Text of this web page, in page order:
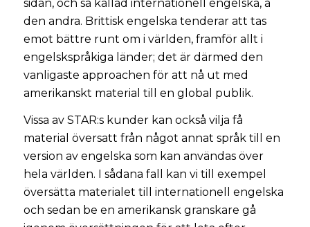
sidan, och så kallad internationell engelska, å
den andra. Brittisk engelska tenderar att tas
emot bättre runt om i världen, framför allt i
engelskspråkiga länder; det är därmed den
vanligaste approachen för att nå ut med
amerikanskt material till en global publik.
Vissa av STAR:s kunder kan också vilja få
material översatt från något annat språk till en
version av engelska som kan användas över
hela världen. I sådana fall kan vi till exempel
översätta materialet till internationell engelska
och sedan be en amerikansk granskare gå